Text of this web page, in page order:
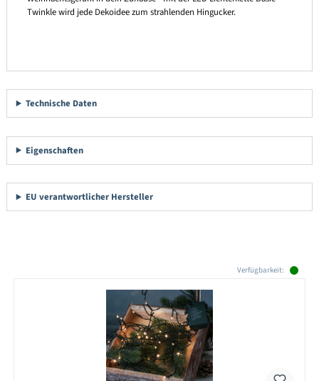
Twinkle wird jede Dekoidee zum strahlenden Hingucker.
Technische Daten
Eigenschaften
EU verantwortlicher Hersteller
Verfügbarkeit: